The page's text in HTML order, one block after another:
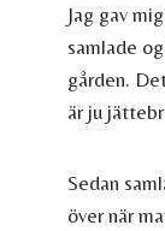
Jag gav
samlade
gården.
är ju
Sedan
över när